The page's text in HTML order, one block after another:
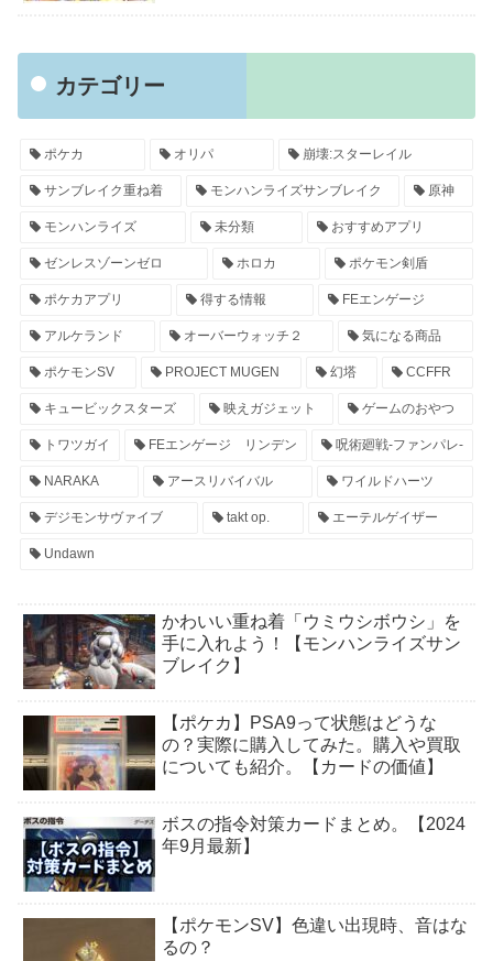
カテゴリー
ポケカ オリパ 崩壊:スターレイル
サンブレイク重ね着 モンハンライズサンブレイク 原神
モンハンライズ 未分類 おすすめアプリ
ゼンレスゾーンゼロ ホロカ ポケモン剣盾
ポケカアプリ 得する情報 FEエンゲージ
アルケランド オーバーウォッチ２ 気になる商品
ポケモンSV PROJECT MUGEN 幻塔 CCFFR
キュービックスターズ 映えガジェット ゲームのおやつ
トワツガイ FEエンゲージ リンデン 呪術廻戦-ファンパレ-
NARAKA アースリバイバル ワイルドハーツ
デジモンサヴァイブ takt op. エーテルゲイザー
Undawn
かわいい重ね着「ウミウシボウシ」を
手に入れよう！【モンハンライズサン
ブレイク】
【ポケカ】PSA9って状態はどうな
の？実際に購入してみた。購入や買取
についても紹介。【カードの価値】
ボスの指令対策カードまとめ。【2024
年9月最新】
【ポケモンSV】色違い出現時、音はな
るの？